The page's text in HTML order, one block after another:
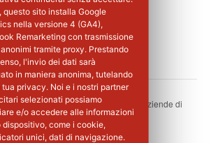
Vimodrone
Italia + Google Maps
Corso Base Primo Soccorso per Aziende di
Gruppo B e C
questo sito installa Google
nella versione 4 (GA4),
Remarketing con trasmissione
tramite proxy. Prestando
l'invio dei dati sarà
in maniera anonima, tutelando
tua privacy. Noi e i nostri partner
selezionati possiamo
e/o accedere alle informazioni
dispositivo, come i cookie,
unici, dati di navigazione.